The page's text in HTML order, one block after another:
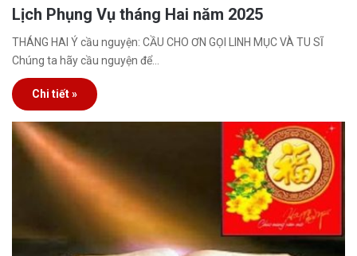
Lịch Phụng Vụ tháng Hai năm 2025
THÁNG HAI Ý cầu nguyện: CẦU CHO ƠN GỌI LINH MỤC VÀ TU SĨ
Chúng ta hãy cầu nguyện để…
Chi tiết »